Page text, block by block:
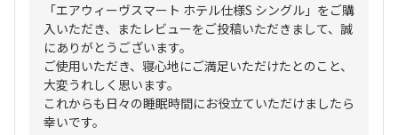
「エアウィーヴスマート ホテル仕様S シングル」をご購
入いただき、またレビューをご投稿いただきまして、誠
にありがとうございます。
ご使用いただき、寝心地にご満足いただけたとのこと、
大変うれしく思います。
これからも日々の睡眠時間にお役立ていただけましたら
幸いです。